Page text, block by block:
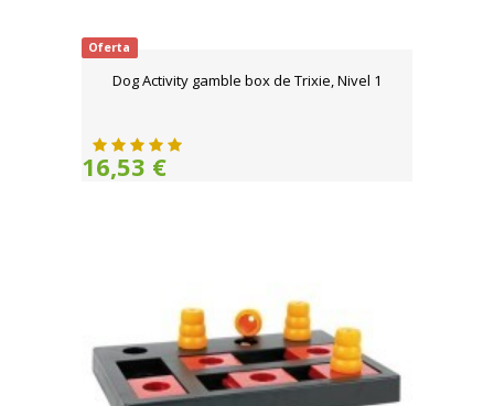
Oferta
Dog Activity gamble box de Trixie, Nivel 1
16,53 €